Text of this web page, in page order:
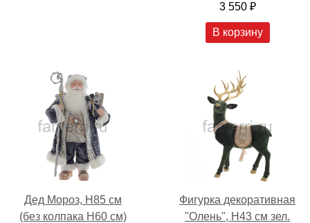
3 550 ₽
В корзину
Дед Мороз, H85 см
(без колпака Н60 см)
Фигурка декоративная
"Олень", H43 см зел.